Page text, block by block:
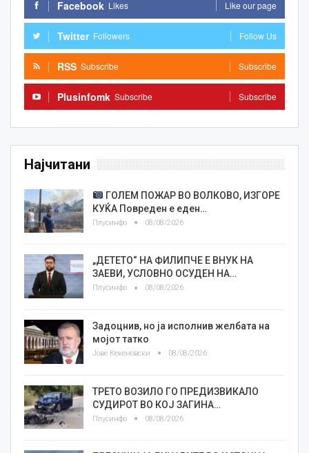
Facebook Likes Like our page
Twitter Followers Follow Us
RSS Subscribe Subscribe
Plusinfomk Subscribe Subscribe
Најчитани
ГОЛЕМ ПОЖАР ВО ВОЛКОВО, ИЗГОРЕ
КУЌА Повреден е еден…
Плусинфо 08/08/2026
„ДЕТЕТО“ НА ФИЛИПЧЕ Е ВНУК НА
ЗАЕВИ, УСЛОВНО ОСУДЕН НА…
Плусинфо 08/08/2026
Задоцнив, но ја исполнив желбата на
мојот татко
Јове Кекеновски 08/08/2026
ТРЕТО ВОЗИЛО ГО ПРЕДИЗВИКАЛО
СУДИРОТ ВО КОЈ ЗАГИНА…
Плусинфо 08/08/2026